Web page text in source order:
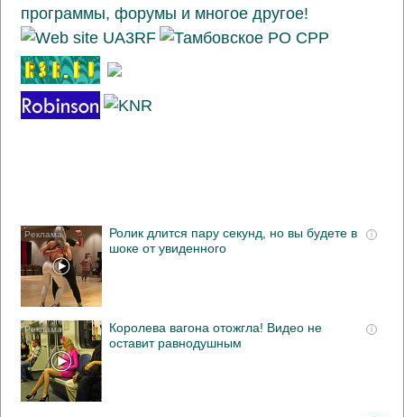
i
Ролик длится пару секунд, но вы будете в
шоке от увиденного
i
Королева вагона отожгла! Видео не
оставит равнодушным